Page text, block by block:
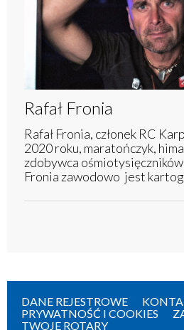
Rafał Fronia
Rafał Fronia, członek RC
2020 roku, maratończyk,
zdobywca
Fronia zawodowo jest
DANE REJESTROWE
PRYWATNOŚĆ I COOKIES
TWOJE ROTARY